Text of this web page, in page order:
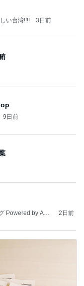
い台湾!!!! 3日前
9日前
Powered by Ame
2日前